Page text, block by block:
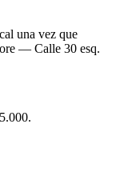
una vez que
— Calle 30 esq.